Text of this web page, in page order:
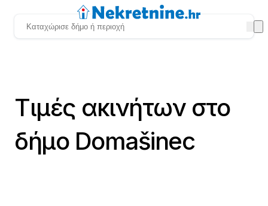
Τιμές ακινήτων στο
δήμο Domašinec